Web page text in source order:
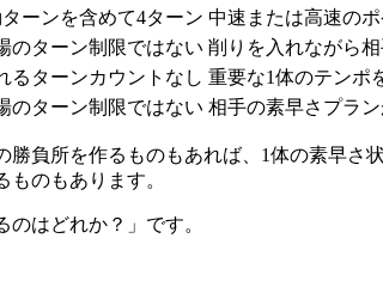
ーンを含めて4ターン 中速または高速の
のターン制限ではない 削りを入れながら
るターンカウントなし 重要な1体のテンポ
のターン制限ではない 相手の素早さプラ
負所を作るものもあれば、1体の素早さ
のもあります。
はどれか？」です。